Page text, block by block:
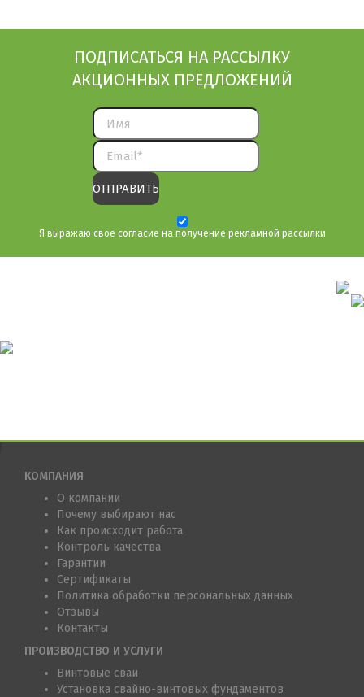
ПОДПИСАТЬСЯ НА РАССЫЛКУ
АКЦИОННЫХ ПРЕДЛОЖЕНИЙ
Я выражаю свое согласие на получение рекламной рассылки
КОМПАНИЯ
О компании
Почему выбирают нас
Как происходит работа
Контроль качества
Гарантии
Сертификаты
Политика обработки персональных данных
Отзывы
Контакты
ПРОИЗВОДСТВО И УСЛУГИ
Винтовые сваи
Установка свайно-винтовых фундаментов